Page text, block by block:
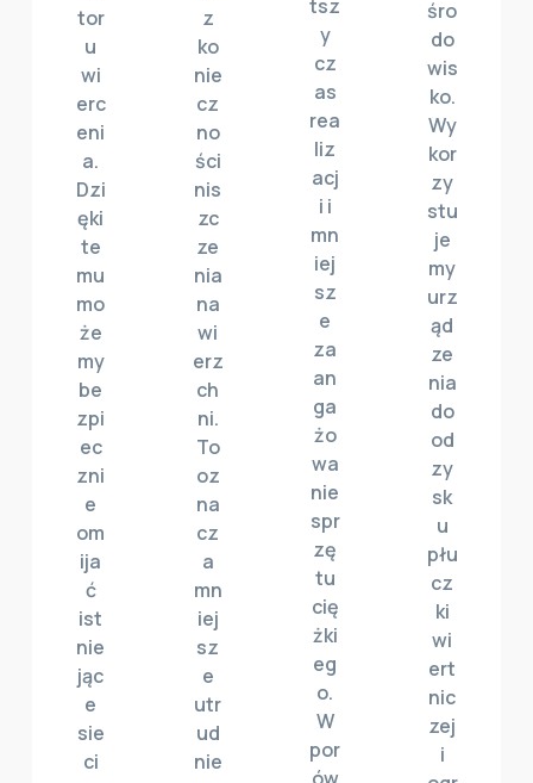
tor
u
wi
erc
eni
a.
Dzi
ęki
te
mu
mo
że
my
be
zpi
ec
zni
e
om
ija
ć
ist
nie
jąc
e
sie
ci
z
ko
nie
cz
no
ści
nis
zc
ze
nia
na
wi
erz
ch
ni.
To
oz
na
cz
a
mn
iej
sz
e
utr
ud
nie
tsz
y
cz
as
rea
liz
acj
i i
mn
iej
sz
e
za
an
ga
żo
wa
nie
spr
zę
tu
cię
żki
eg
o.
W
por
śro
do
wis
ko.
Wy
kor
zy
stu
je
my
urz
ąd
ze
nia
do
od
zy
sk
u
płu
cz
ki
wi
ert
nic
zej
i